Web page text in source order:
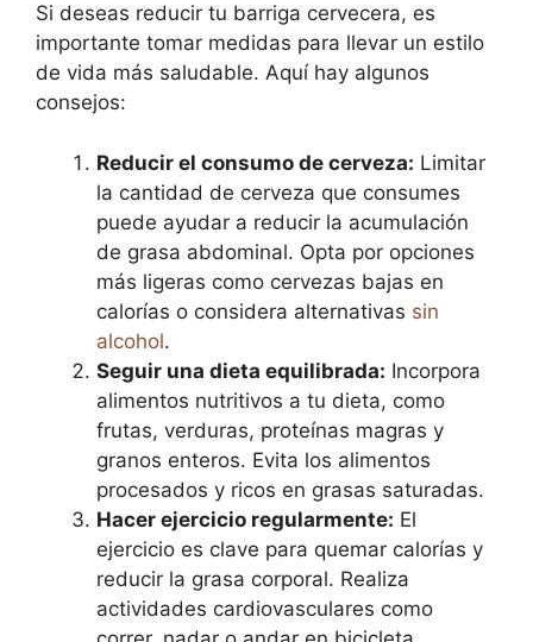
Si deseas reducir tu barriga cervecera, es
importante tomar medidas para llevar un estilo
de vida más saludable. Aquí hay algunos
consejos:
Reducir el consumo de cerveza: Limitar
la cantidad de cerveza que consumes
puede ayudar a reducir la acumulación
de grasa abdominal. Opta por opciones
más ligeras como cervezas bajas en
calorías o considera alternativas sin
alcohol.
Seguir una dieta equilibrada: Incorpora
alimentos nutritivos a tu dieta, como
frutas, verduras, proteínas magras y
granos enteros. Evita los alimentos
procesados y ricos en grasas saturadas.
Hacer ejercicio regularmente: El
ejercicio es clave para quemar calorías y
reducir la grasa corporal. Realiza
actividades cardiovasculares como